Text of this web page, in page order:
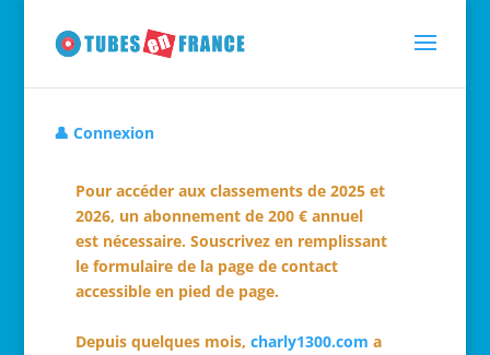
👤 Connexion
Pour accéder aux classements de 2025 et
2026, un abonnement de 200 € annuel
est nécessaire. Souscrivez en remplissant
le formulaire de la page de contact
accessible en pied de page.
Depuis quelques mois, charly1300.com a